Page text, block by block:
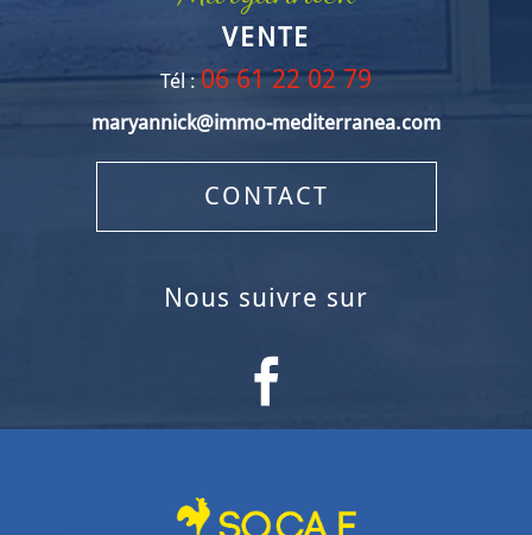
VENTE
Tél :06 61 22 02 79
maryannick@immo-mediterranea.com
CONTACT
nous suivre sur